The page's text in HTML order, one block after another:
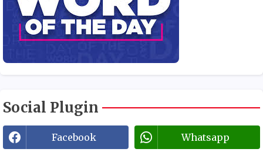
Social Plugin
Facebook Whatsapp